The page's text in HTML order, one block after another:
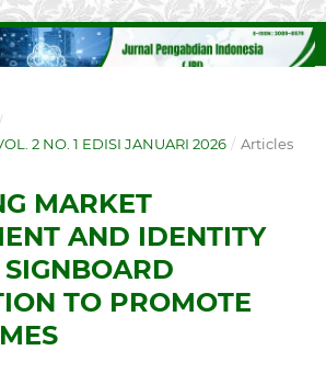
/
2 NO. 1 EDISI JANUARI 2026 / Articles
MARKET
AND IDENTITY
TO PROMOTE